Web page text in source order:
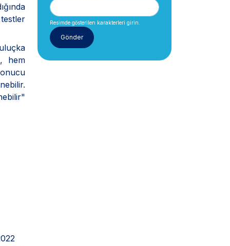
hem
Resimde gösterilen karakterleri girin.